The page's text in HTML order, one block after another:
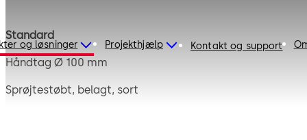
og løsninger Projekthjælp Kontakt og support
Standard
Håndtag Ø 100 mm
Sprøjtestøbt, belagt, sort